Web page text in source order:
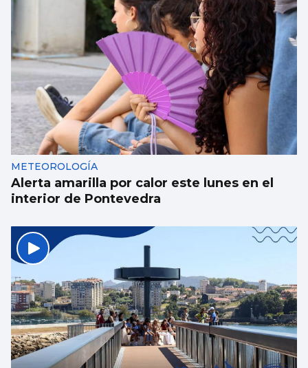
METEOROLOGÍA
Alerta amarilla por calor este lunes en el
interior de Pontevedra